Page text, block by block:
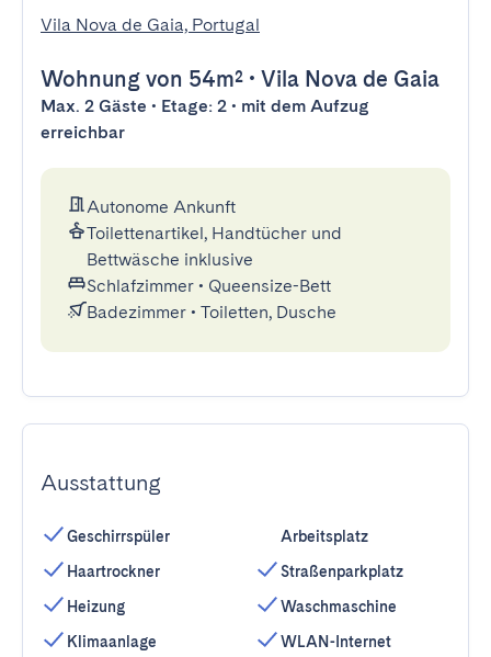
Vila Nova de Gaia, Portugal
Wohnung von 54m² • Vila Nova de Gaia
Max. 2 Gäste • Etage: 2 • mit dem Aufzug
erreichbar
Autonome Ankunft
Toilettenartikel, Handtücher und
Bettwäsche inklusive
Schlafzimmer • Queensize-Bett
Badezimmer • Toiletten, Dusche
Ausstattung
Geschirrspüler
Haartrockner
Heizung
Klimaanlage
Arbeitsplatz
Straßenparkplatz
Waschmaschine
WLAN-Internet